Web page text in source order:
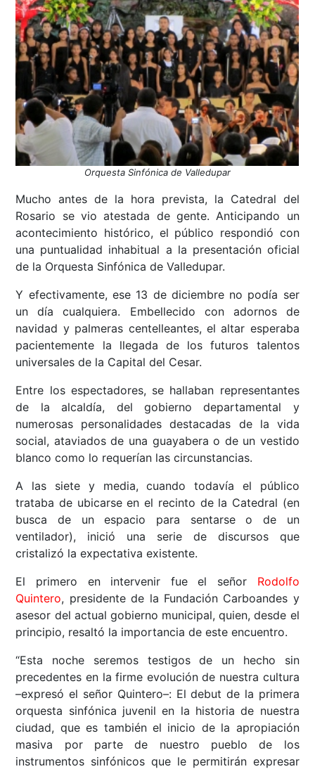
Orquesta Sinfónica de Valledupar
Mucho antes de la hora prevista, la Catedral del
Rosario se vio atestada de gente. Anticipando un
acontecimiento histórico, el público respondió con
una puntualidad inhabitual a la presentación oficial
de la Orquesta Sinfónica de Valledupar.
Y efectivamente, ese 13 de diciembre no podía ser
un día cualquiera. Embellecido con adornos de
navidad y palmeras centelleantes, el altar esperaba
pacientemente la llegada de los futuros talentos
universales de la Capital del Cesar.
Entre los espectadores, se hallaban representantes
de la alcaldía, del gobierno departamental y
numerosas personalidades destacadas de la vida
social, ataviados de una guayabera o de un vestido
blanco como lo requerían las circunstancias.
A las siete y media, cuando todavía el público
trataba de ubicarse en el recinto de la Catedral (en
busca de un espacio para sentarse o de un
ventilador), inició una serie de discursos que
cristalizó la expectativa existente.
El primero en intervenir fue el señor Rodolfo
Quintero, presidente de la Fundación Carboandes y
asesor del actual gobierno municipal, quien, desde el
principio, resaltó la importancia de este encuentro.
“Esta noche seremos testigos de un hecho sin
precedentes en la firme evolución de nuestra cultura
–expresó el señor Quintero–: El debut de la primera
orquesta sinfónica juvenil en la historia de nuestra
ciudad, que es también el inicio de la apropiación
masiva por parte de nuestro pueblo de los
instrumentos sinfónicos que le permitirán expresar